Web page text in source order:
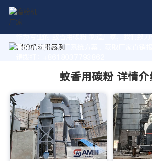
作为专业的 蚊香用碳粉 制造厂家，我们致
高价值的粉体加工系统方案。获取厂家直销报
蚊香用碳粉 详情介